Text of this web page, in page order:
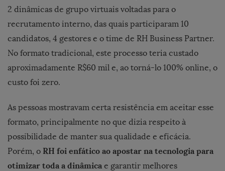
2 dinâmicas de grupo virtuais voltadas para o
recrutamento interno, das quais participaram 10
candidatos, 4 gestores e o time de RH Business Partner.
No formato tradicional, este processo teria custado
aproximadamente R$60 mil e, ao torná-lo 100% online, o
custo foi zero.
As pessoas mostravam certa resistência em aceitar esse
formato, principalmente no que dizia respeito à
possibilidade de manter sua qualidade e eficácia.
Porém, o RH foi enfático ao apostar na tecnologia para
otimizar toda a dinâmica e garantir melhores